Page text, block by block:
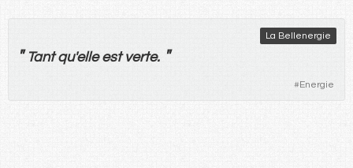
La Bellenergie
" Tantqu'elle est verte. "
#Energie